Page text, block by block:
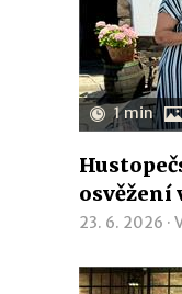
1 min
osvěžení
23. 6. 2026 ·